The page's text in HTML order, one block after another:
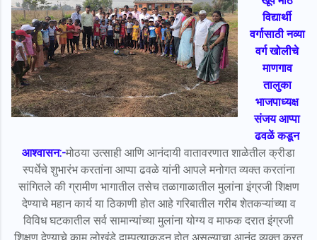
विद्यार्थी
वर्गासाठी नव्या
वर्ग खोलीचे
माणगाव
तालुका
भाजपाध्यक्ष
संजय आप्पा
ढवळें कडून
आश्वासन:-मोठया उत्साही आणि आनंदायी वातावरणात शाळेतील क्रीडा
स्पर्धेचे शुभारंभ करतांना आप्पा ढवळे यांनी आपले मनोगत व्यक्त करतांना
सांगितले की ग्रामीण भागातील तसेच तळागाळातील मुलांना इंग्रजी शिक्षण
देण्याचे महान कार्य या ठिकाणी होत आहे गरिबातील गरीब शेतकऱ्यांच्या व
विविध घटकातील सर्व सामान्यांच्या मुलांना योग्य व माफक दरात इंग्रजी
शिक्षण देण्याचे काम लोखंडे दाम्पत्याकडून होत असल्याचा आनंद व्यक्त करत